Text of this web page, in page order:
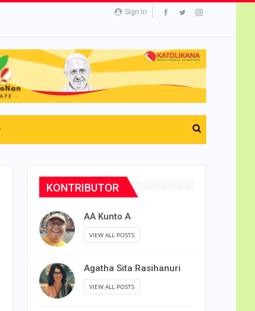
Sign In
KONTRIBUTOR
AA Kunto A
VIEW ALL POSTS
Agatha Sita Rasihanuri
VIEW ALL POSTS